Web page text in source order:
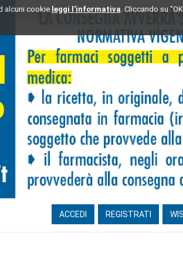
alcuni cookie leggi l'informativa. Cliccando su
ACCEDI REGISTRATI